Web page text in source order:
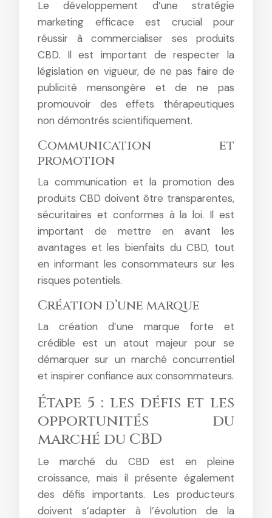
Le développement d’une stratégie
marketing efficace est crucial pour
réussir à commercialiser ses produits
CBD. Il est important de respecter la
législation en vigueur, de ne pas faire de
publicité mensongère et de ne pas
promouvoir des effets thérapeutiques
non démontrés scientifiquement.
Communication et
promotion
La communication et la promotion des
produits CBD doivent être transparentes,
sécuritaires et conformes à la loi. Il est
important de mettre en avant les
avantages et les bienfaits du CBD, tout
en informant les consommateurs sur les
risques potentiels.
Création d’une marque
La création d’une marque forte et
crédible est un atout majeur pour se
démarquer sur un marché concurrentiel
et inspirer confiance aux consommateurs.
Étape 5 : les défis et les
opportunités du
marché du CBD
Le marché du CBD est en pleine
croissance, mais il présente également
des défis importants. Les producteurs
doivent s’adapter à l’évolution de la